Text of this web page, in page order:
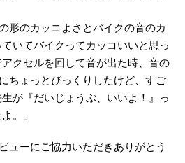
形のカッコよさとバイクの音のカ
いてバイクってカッコいいと思っ
クセルを回して音が出た時、音の
ちょっとびっくりしたけど、すご
が『だいじょうぶ、いいよ！』っ
。」
ューにご協力いただきありがとう